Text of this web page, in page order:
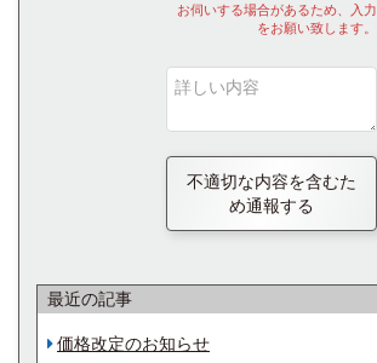
お伺いする場合があるため、入力
をお願い致します。
不適切な内容を含むた
め通報する
最近の記事
価格改定のお知らせ